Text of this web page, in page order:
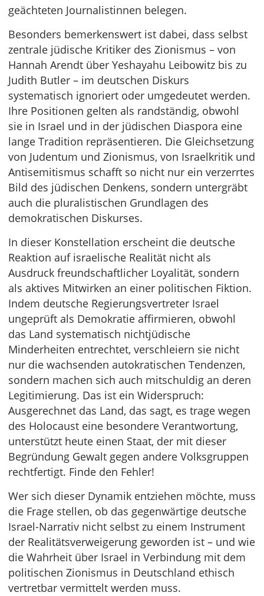
geächteten Journalistinnen belegen.
Besonders bemerkenswert ist dabei, dass selbst
zentrale jüdische Kritiker des Zionismus – von
Hannah Arendt über Yeshayahu Leibowitz bis zu
Judith Butler – im deutschen Diskurs
systematisch ignoriert oder umgedeutet werden.
Ihre Positionen gelten als randständig, obwohl
sie in Israel und in der jüdischen Diaspora eine
lange Tradition repräsentieren. Die Gleichsetzung
von Judentum und Zionismus, von Israelkritik und
Antisemitismus schafft so nicht nur ein verzerrtes
Bild des jüdischen Denkens, sondern untergräbt
auch die pluralistischen Grundlagen des
demokratischen Diskurses.
In dieser Konstellation erscheint die deutsche
Reaktion auf israelische Realität nicht als
Ausdruck freundschaftlicher Loyalität, sondern
als aktives Mitwirken an einer politischen Fiktion.
Indem deutsche Regierungsvertreter Israel
ungeprüft als Demokratie affirmieren, obwohl
das Land systematisch nichtjüdische
Minderheiten entrechtet, verschleiern sie nicht
nur die wachsenden autokratischen Tendenzen,
sondern machen sich auch mitschuldig an deren
Legitimierung. Das ist ein Widerspruch:
Ausgerechnet das Land, das sagt, es trage wegen
des Holocaust eine besondere Verantwortung,
unterstützt heute einen Staat, der mit dieser
Begründung Gewalt gegen andere Volksgruppen
rechtfertigt. Finde den Fehler!
Wer sich dieser Dynamik entziehen möchte, muss
die Frage stellen, ob das gegenwärtige deutsche
Israel-Narrativ nicht selbst zu einem Instrument
der Realitätsverweigerung geworden ist – und wie
die Wahrheit über Israel in Verbindung mit dem
politischen Zionismus in Deutschland ethisch
vertretbar vermittelt werden muss.